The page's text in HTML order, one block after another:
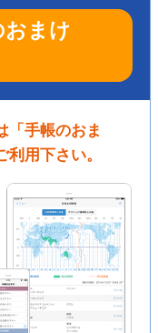
おまけ
「手帳のおま
用下さい。